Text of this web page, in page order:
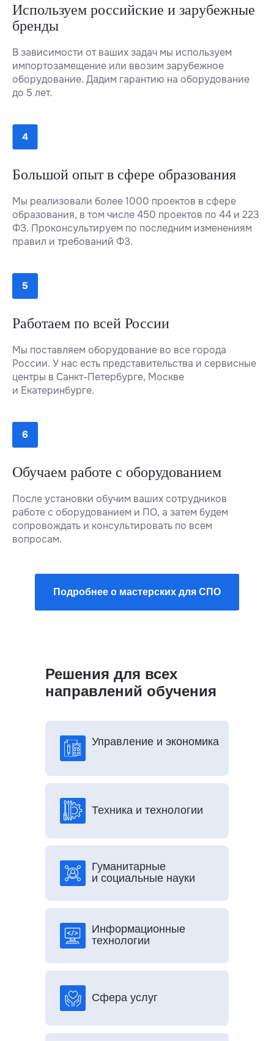
Используем российские и зарубежные
бренды
В зависимости от ваших задач мы используем
импортозамещение или ввозим зарубежное
оборудование. Дадим гарантию на оборудование
до 5 лет.
Большой опыт в сфере образования
Мы реализовали более 1000 проектов в сфере
образования, в том числе 450 проектов по 44 и 223
ФЗ. Проконсультируем по последним изменениям
правил и требований ФЗ.
Работаем по всей России
Мы поставляем оборудование во все города
России. У нас есть представительства и сервисные
центры в Санкт-Петербурге, Москве
и Екатеринбурге.
Обучаем работе с оборудованием
После установки обучим ваших сотрудников
работе с оборудованием и ПО, а затем будем
сопровождать и консультировать по всем
вопросам.
Подробнее о мастерских для СПО
Решения для всех
направлений обучения
Гуманитарные
и социальные науки
Сфера услуг
Техника и технологии
Информационные
технологии
Управление и экономика